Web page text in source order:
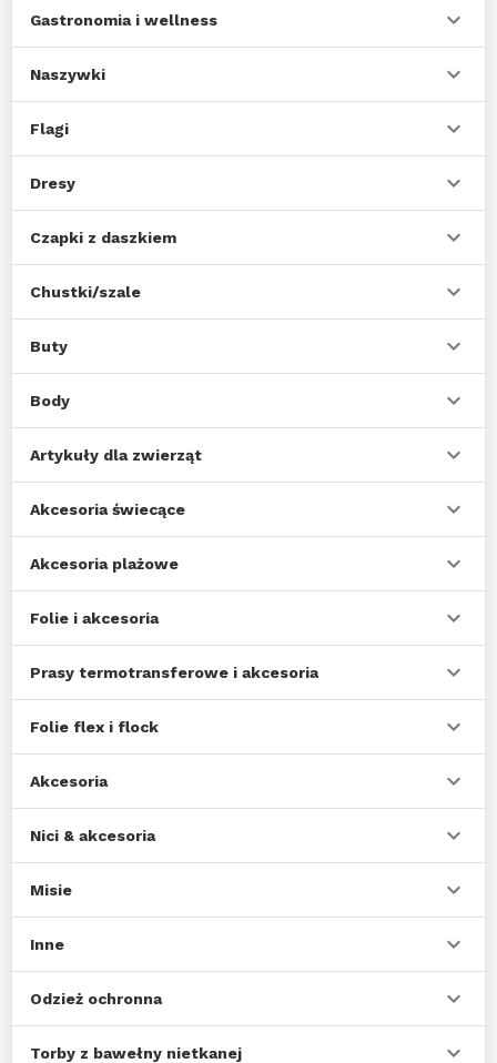
Gastronomia i wellness
Naszywki
Flagi
Dresy
Czapki z daszkiem
Chustki/szale
Buty
Body
Artykuły dla zwierząt
Akcesoria świecące
Akcesoria plażowe
Folie i akcesoria
Prasy termotransferowe i akcesoria
Folie flex i flock
Akcesoria
Nici & akcesoria
Misie
Inne
Odzież ochronna
Torby z bawełny nietkanej